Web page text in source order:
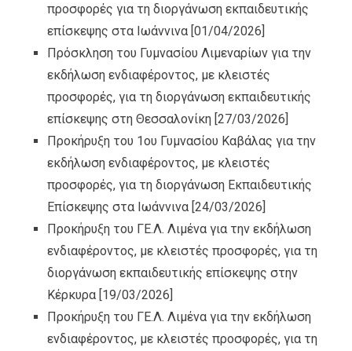
προσφορές για τη διοργάνωση εκπαιδευτικής
επίσκεψης στα Ιωάννινα [01/04/2026]
Πρόσκληση του Γυμνασίου Λιμεναρίων για την
εκδήλωση ενδιαφέροντος, με κλειστές
προσφορές, για τη διοργάνωση εκπαιδευτικής
επίσκεψης στη Θεσσαλονίκη [27/03/2026]
Προκήρυξη του 1ου Γυμνασίου Καβάλας για την
εκδήλωση ενδιαφέροντος, με κλειστές
προσφορές, για τη διοργάνωση Εκπαιδευτικής
Επίσκεψης στα Ιωάννινα [24/03/2026]
Προκήρυξη του ΓΕ.Λ. Λιμένα για την εκδήλωση
ενδιαφέροντος, με κλειστές προσφορές, για τη
διοργάνωση εκπαιδευτικής επίσκεψης στην
Κέρκυρα [19/03/2026]
Προκήρυξη του ΓΕ.Λ. Λιμένα για την εκδήλωση
ενδιαφέροντος, με κλειστές προσφορές, για τη